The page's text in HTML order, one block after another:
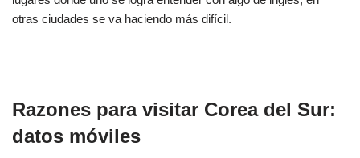
otras ciudades se va haciendo más difícil.
Razones para visitar Corea del Sur:
datos móviles